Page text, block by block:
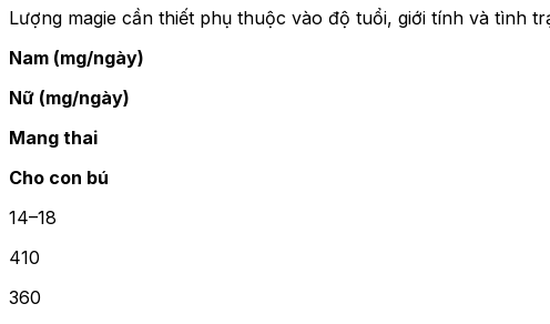
Lượng magie cần thiết phụ thuộc vào độ tuổi, giới tính và tình
Nam (mg/ngày)
Nữ (mg/ngày)
Mang thai
Cho con bú
14–18
410
360